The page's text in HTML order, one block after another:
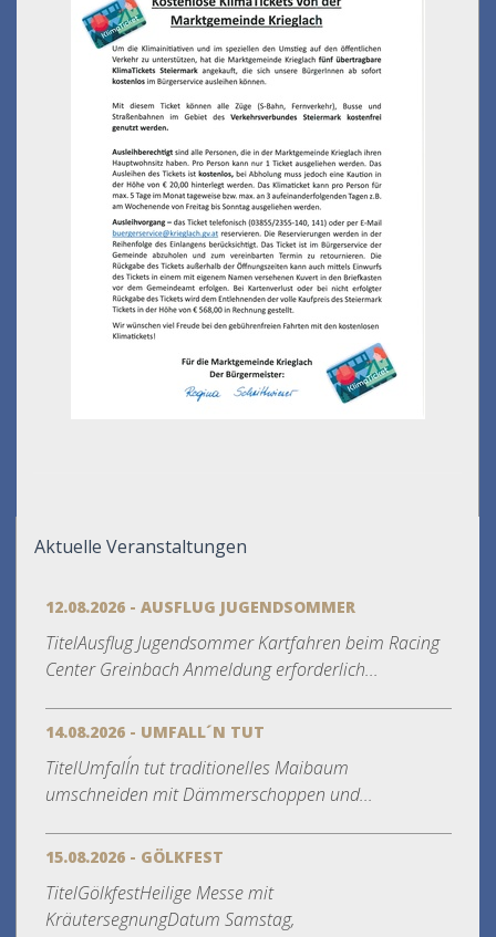
Aktuelle Veranstaltungen
12.08.2026 - AUSFLUG JUGENDSOMMER
TitelAusflug Jugendsommer Kartfahren beim Racing
Center Greinbach Anmeldung erforderlich...
14.08.2026 - UMFALL´N TUT
TitelUmfall´n tut traditionelles Maibaum
umschneiden mit Dämmerschoppen und...
15.08.2026 - GÖLKFEST
TitelGölkfestHeilige Messe mit
KräutersegnungDatum Samstag,